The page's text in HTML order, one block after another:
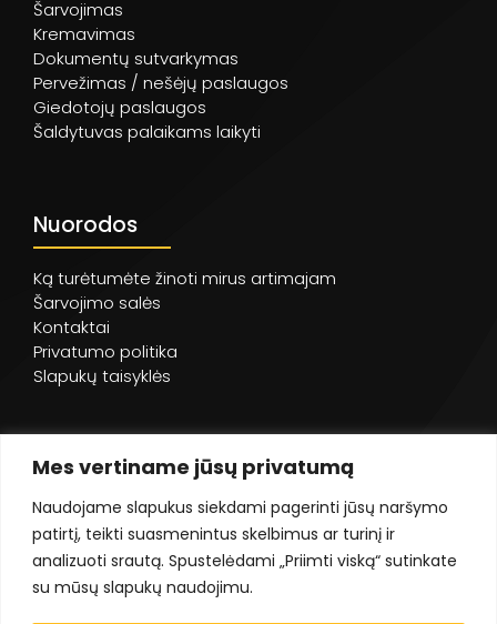
Mes vertiname jūsų privatumą
Naudojame slapukus siekdami pagerinti jūsų naršymo
patirtį, teikti suasmenintus skelbimus ar turinį ir
analizuoti srautą. Spustelėdami „Priimti viską“ sutinkate
su mūsų slapukų naudojimu.
Šarvojimas
Kremavimas
Dokumentų sutvarkymas
Pervežimas / nešėjų paslaugos
Giedotojų paslaugos
Šaldytuvas palaikams laikyti
Nuorodos
Ką turėtumėte žinoti mirus artimajam
Šarvojimo salės
Kontaktai
Privatumo politika
Slapukų taisyklės
©UAB Dorovalė- 2023. Visos teisės saugomos